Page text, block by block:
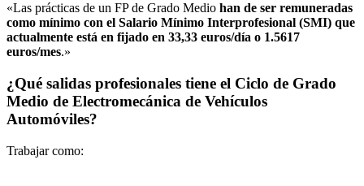
«Las prácticas de un FP de Grado Medio han de ser remuneradas
como mínimo con el Salario Mínimo Interprofesional (SMI) que
actualmente está en fijado en 33,33 euros/día o 1.5617
euros/mes.»
¿Qué salidas profesionales tiene el Ciclo de Grado
Medio de Electromecánica de Vehículos
Automóviles?
Trabajar como: